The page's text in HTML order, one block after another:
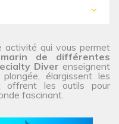
activité qui vous permet
de différentes
Diver enseignent
élargissent les
offrent les outils pour
fascinant.